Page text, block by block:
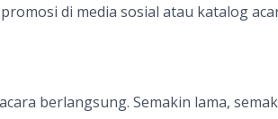
di media sosial atau katalog
berlangsung. Semakin lama,